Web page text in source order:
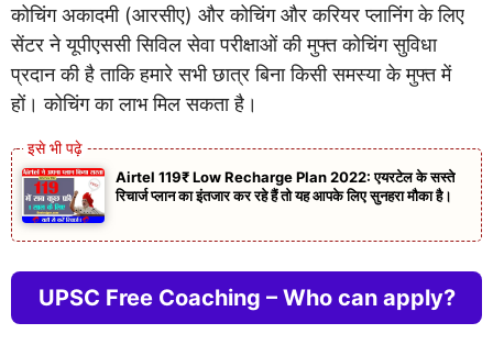
कोचिंग अकादमी (आरसीए) और कोचिंग और करियर प्लानिंग के लिए
सेंटर ने यूपीएससी सिविल सेवा परीक्षाओं की मुफ्त कोचिंग सुविधा
प्रदान की है ताकि हमारे सभी छात्र बिना किसी समस्या के मुफ्त में
हों। कोचिंग का लाभ मिल सकता है।
Airtel 119₹ Low Recharge Plan 2022: एयरटेल के सस्ते
रिचार्ज प्लान का इंतजार कर रहे हैं तो यह आपके लिए सुनहरा मौका है।
UPSC Free Coaching – Who can apply?